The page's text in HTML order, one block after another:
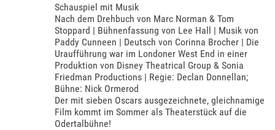
Schauspiel mit Musik
Nach dem Drehbuch von Marc Norman & Tom
Stoppard | Bühnenfassung von Lee Hall | Musik von
Paddy Cunneen | Deutsch von Corinna Brocher | Die
Uraufführung war im Londoner West End in einer
Produktion von Disney Theatrical Group & Sonia
Friedman Productions | Regie: Declan Donnellan;
Bühne: Nick Ormerod
Der mit sieben Oscars ausgezeichnete, gleichnamige
Film kommt im Sommer als Theaterstück auf die
Odertalbühne!